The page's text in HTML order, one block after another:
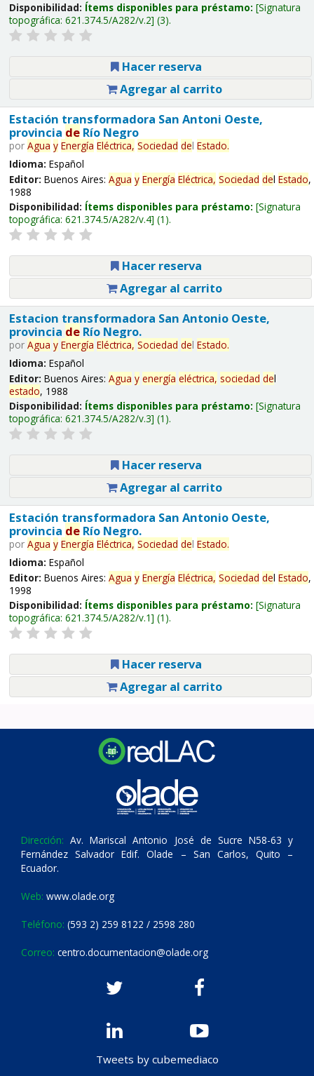
Disponibilidad: Ítems disponibles para préstamo: Signatura
topográfica: 621.374.5/A282/v.2 (3).
Hacer reserva
Agregar al carrito
Estación transformadora San Antoni Oeste,
provincia deRío Negro
por Agua y Energía Eléctrica, Sociedad del Estado.
Idioma: Español
Editor: Buenos Aires: Agua y Energía Eléctrica, Sociedad del Estado,
1988
Disponibilidad: Ítems disponibles para préstamo: Signatura
topográfica: 621.374.5/A282/v.4 (1).
Hacer reserva
Agregar al carrito
Estacion transformadora San Antonio Oeste,
provincia deRío Negro.
por Agua y Energía Eléctrica, Sociedad del Estado.
Idioma: Español
Editor: Buenos Aires: Agua y energía eléctrica, sociedad del
estado, 1988
Disponibilidad: Ítems disponibles para préstamo: Signatura
topográfica: 621.374.5/A282/v.3 (1).
Hacer reserva
Agregar al carrito
Estación transformadora San Antonio Oeste,
provincia deRío Negro.
por Agua y Energía Eléctrica, Sociedad del Estado.
Idioma: Español
Editor: Buenos Aires: Agua y Energía Eléctrica, Sociedad del Estado,
1998
Disponibilidad: Ítems disponibles para préstamo: Signatura
topográfica: 621.374.5/A282/v.1 (1).
Hacer reserva
Agregar al carrito
Dirección: Av. Mariscal Antonio José de Sucre N58-63 y
Fernández Salvador Edif. Olade – San Carlos, Quito –
Ecuador.
Web: www.olade.org
Teléfono: (593 2) 259 8122 / 2598 280
Correo: centro.documentacion@olade.org
Tweets by cubemediaco